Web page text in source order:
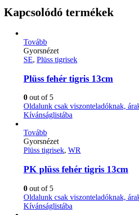
Kapcsolódó termékek
Tovább
Gyorsnézet
SE, Plüss tigrisek
Plüss fehér tigris 13cm
0 out of 5
Oldalunk csak viszonteladóknak,
Kívánságlistába
Tovább
Gyorsnézet
Plüss tigrisek, WR
PK plüss fehér tigris 13cm
0 out of 5
Oldalunk csak viszonteladóknak,
Kívánságlistába